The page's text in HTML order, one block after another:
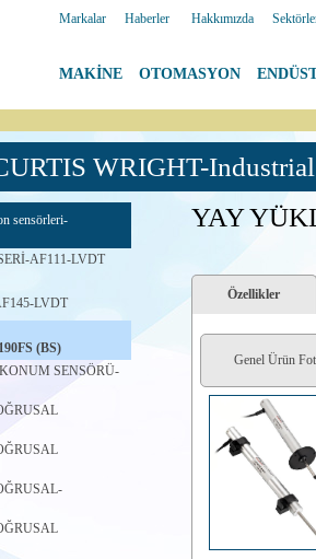
Markalar Haberler Hakkımızda
MAKİNE OTOMASYON
WRIGHT-Industrial
sensörleri-
AF111-LVDT
LVDT
(BS)
SENSÖRÜ-
YAY
Özellikler
Genel Ürün